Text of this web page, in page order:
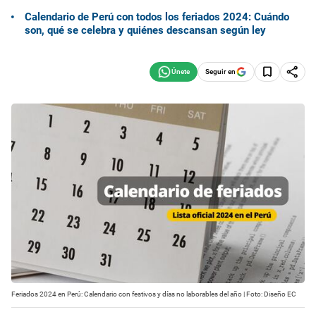
Calendario de Perú con todos los feriados 2024: Cuándo
son, qué se celebra y quiénes descansan según ley
Seguir en
Feriados 2024 en Perú: Calendario con festivos y días no laborables del año | Foto: Diseño EC